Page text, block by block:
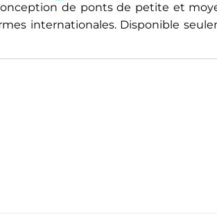
de ponts de petite et
internationales. Disponible